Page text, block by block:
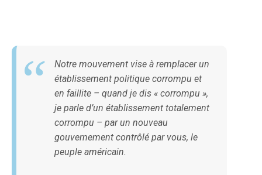
Notre mouvement vise à remplacer un
établissement politique corrompu et
en faillite – quand je dis « corrompu »,
je parle d’un établissement totalement
corrompu – par un nouveau
gouvernement contrôlé par vous, le
peuple américain.